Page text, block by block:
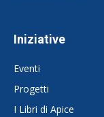
Iniziative
Eventi
Progetti
I Libri di Apice